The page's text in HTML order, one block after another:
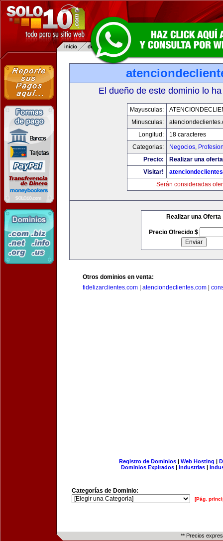
El dueño de este dominio lo
Mayusculas:
Minusculas:
Longitud:
18 caracteres
Categorias:
Negocios,
Precio:
Realizar una
Visitar!
Serán consideradas
Realizar una Oferta
Precio Ofrecido $
Otros dominios en venta:
fidelizarclientes.com
atenciondeclientes.com
Registro de Dominios| Web Hosting |
Dominios Expirados | Industrias |
Categorías de Dominio:
[Pág.
** Precios